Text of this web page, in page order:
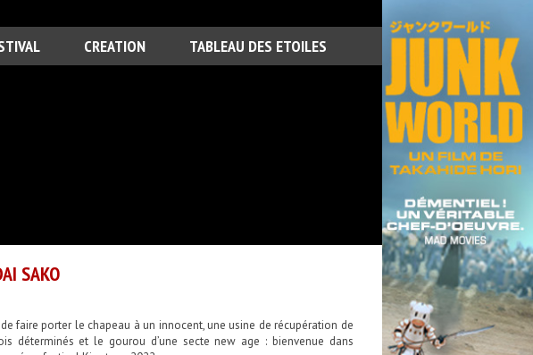
CREATION TABLEAU DES ETOILES
SAKO
faire porter le chapeau à un innocent, une usine de récupération de
déterminés et le gourou d’une secte new age : bienvenue dans